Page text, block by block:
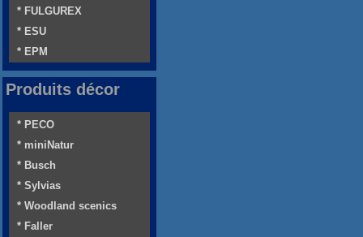
* FULGUREX
* ESU
* EPM
Produits décor
* PECO
* miniNatur
* Busch
* Sylvias
* Woodland scenics
* Faller